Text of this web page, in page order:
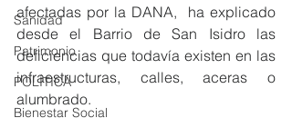
Sanidad
Patrimonio
POLÍTICA
Bienestar Social
afectadas por la DANA,  ha explicado
desde el Barrio de San Isidro las
deficiencias que todavía existen en las
infraestructuras, calles, aceras o
alumbrado.